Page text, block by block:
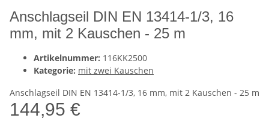
Anschlagseil DIN EN 13414-1/3, 16
mm, mit 2 Kauschen - 25 m
Artikelnummer: 116KK2500
Kategorie: mit zwei Kauschen
Anschlagseil DIN EN 13414-1/3, 16 mm, mit 2 Kauschen - 25 m
144,95 €